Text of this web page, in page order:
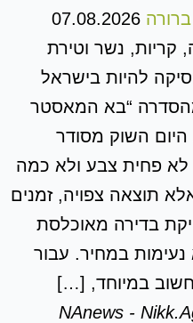
07.08.2026
קריות, נשר וטירת
להיות בישראל
“בא המאסטר
היום השוק מסודר
לא פחית צבע ולא כמה
תוצאה צפויה, זמנים
בדירה מאוכלסת
במחיר. עבור
במיוחד, […]
NAnews -